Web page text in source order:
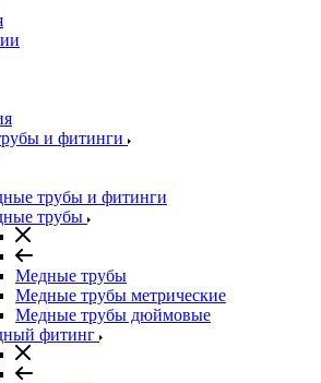
и фитинги
трубы и фитинги
трубы
Медные трубы
Медные трубы метрические
Медные трубы дюймовые
фитинг